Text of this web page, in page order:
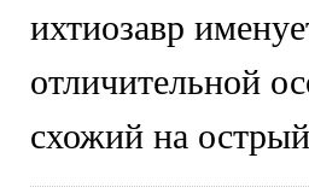
ихтиозавр
отличительной
схожий на